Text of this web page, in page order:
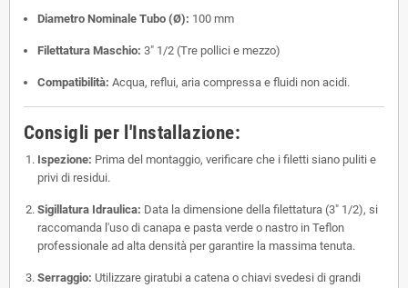
Diametro Nominale Tubo (Ø): 100 mm
Filettatura Maschio: 3" 1/2 (Tre pollici e mezzo)
Compatibilità: Acqua, reflui, aria compressa e fluidi non acidi.
Consigli per l'Installazione:
Ispezione: Prima del montaggio, verificare che i filetti siano puliti e
privi di residui.
Sigillatura Idraulica: Data la dimensione della filettatura (3" 1/2), si
raccomanda l'uso di canapa e pasta verde o nastro in Teflon
professionale ad alta densità per garantire la massima tenuta.
Serraggio: Utilizzare giratubi a catena o chiavi svedesi di grandi